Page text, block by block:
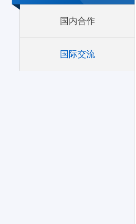
国内合作
国际交流